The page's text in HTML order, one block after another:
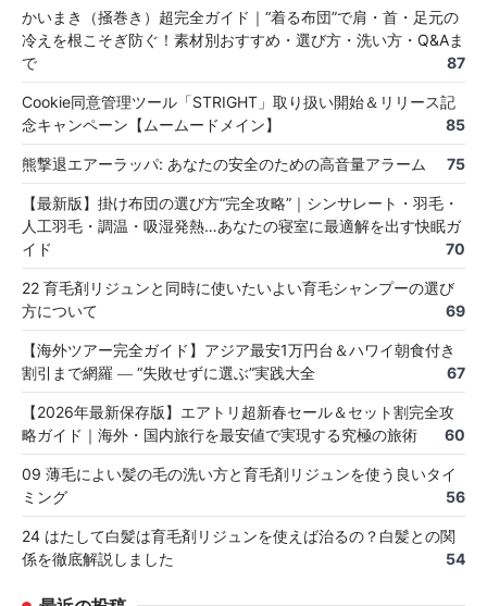
かいまき（掻巻き）超完全ガイド｜“着る布団”で肩・首・足元の
冷えを根こそぎ防ぐ！素材別おすすめ・選び方・洗い方・Q&Aま
で
87
Cookie同意管理ツール「STRIGHT」取り扱い開始＆リリース記
念キャンペーン【ムームードメイン】
85
熊撃退エアーラッパ: あなたの安全のための高音量アラーム 75
【最新版】掛け布団の選び方“完全攻略”｜シンサレート・羽毛・
人工羽毛・調温・吸湿発熱…あなたの寝室に最適解を出す快眠ガ
イド
70
22 育毛剤リジュンと同時に使いたいよい育毛シャンプーの選び
方について
69
【海外ツアー完全ガイド】アジア最安1万円台＆ハワイ朝食付き
割引まで網羅 ― “失敗せずに選ぶ”実践大全
67
【2026年最新保存版】エアトリ超新春セール＆セット割完全攻
略ガイド｜海外・国内旅行を最安値で実現する究極の旅術
60
09 薄毛によい髪の毛の洗い方と育毛剤リジュンを使う良いタイ
ミング
56
24 はたして白髪は育毛剤リジュンを使えば治るの？白髪との関
係を徹底解説しました
54